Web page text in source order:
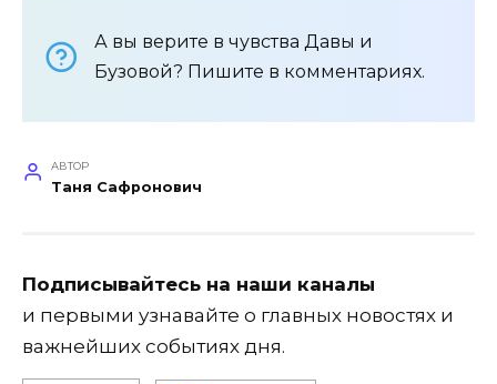
А вы верите в чувства Давы и
Бузовой? Пишите в комментариях.
АВТОР
Таня Сафронович
Подписывайтесь на наши каналы
и первыми узнавайте о главных новостях и
важнейших событиях дня.